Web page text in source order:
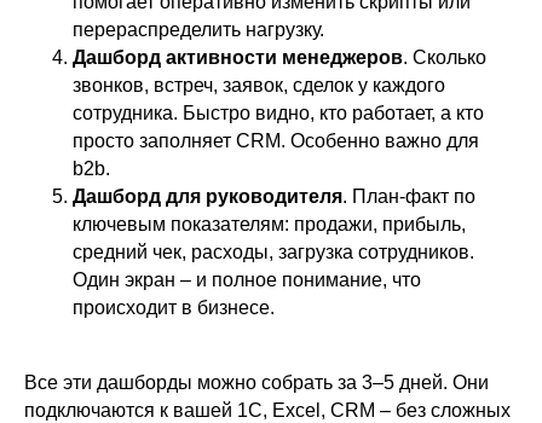
перераспределить нагрузку.
Дашборд активности менеджеров. Сколько
звонков, встреч, заявок, сделок у каждого
сотрудника. Быстро видно, кто работает, а кто
просто заполняет CRM. Особенно важно для
b2b.
Дашборд для руководителя. План-факт по
ключевым показателям: продажи, прибыль,
средний чек, расходы, загрузка сотрудников.
Один экран – и полное понимание, что
происходит в бизнесе.
Все эти дашборды можно собрать за 3–5 дней. Они
подключаются к вашей 1С, Excel, CRM – без сложных